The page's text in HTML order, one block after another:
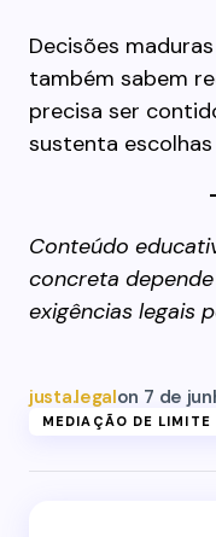
Decisões
também sabem
precisa ser
sustenta
Conteúdo
concreta
exigências legais
justa.legalon 7 de
MEDIAÇÃO DE LIMITE